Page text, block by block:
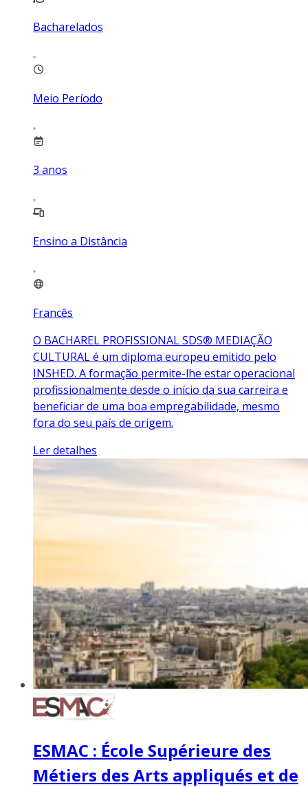
Bacharelados
Meio Período
3 anos
Ensino a Distância
Francês
O BACHAREL PROFISSIONAL SDS® MEDIAÇÃO
CULTURAL é um diploma europeu emitido pelo
INSHED. A formação permite-lhe estar operacional
profissionalmente desde o início da sua carreira e
beneficiar de uma boa empregabilidade, mesmo
fora do seu país de origem.
Ler detalhes
ESMAC : École Supérieure des
Métiers des Arts appliqués et de